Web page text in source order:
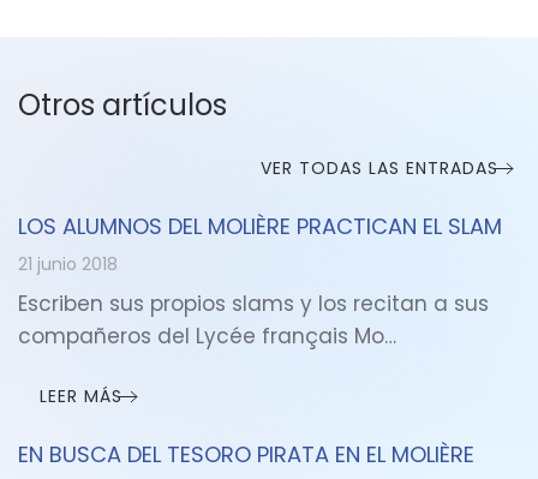
Otros artículos
VER TODAS LAS ENTRADAS
LOS ALUMNOS DEL MOLIÈRE PRACTICAN EL SLAM
21 junio 2018
Escriben sus propios slams y los recitan a sus
compañeros del Lycée français Mo…
LEER MÁS
EN BUSCA DEL TESORO PIRATA EN EL MOLIÈRE